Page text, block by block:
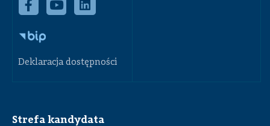
Deklaracja dostępności
Strefa kandydata